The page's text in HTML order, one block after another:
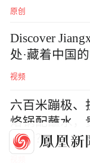
原创
Discover
处·藏着中国
视频
六百米蹦极、
烙锅配蘸水，
多嘢？